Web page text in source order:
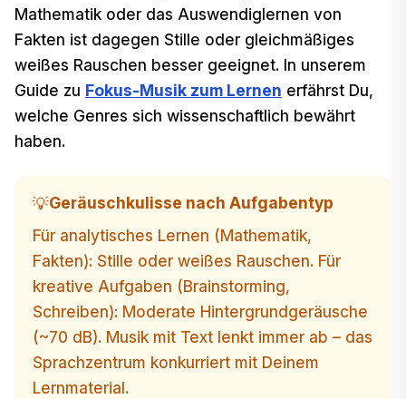
Mathematik oder das Auswendiglernen von
Fakten ist dagegen Stille oder gleichmäßiges
weißes Rauschen besser geeignet. In unserem
Guide zu Fokus-Musik zum Lernen erfährst Du,
welche Genres sich wissenschaftlich bewährt
haben.
💡Geräuschkulisse nach Aufgabentyp
Für analytisches Lernen (Mathematik,
Fakten): Stille oder weißes Rauschen. Für
kreative Aufgaben (Brainstorming,
Schreiben): Moderate Hintergrundgeräusche
(~70 dB). Musik mit Text lenkt immer ab – das
Sprachzentrum konkurriert mit Deinem
Lernmaterial.